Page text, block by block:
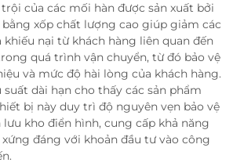
của các mối hàn được sản xuất bởi
xốp chất lượng cao giúp giảm các
khiếu nại từ khách hàng liên quan đến
quá trình vận chuyển, từ đó bảo vệ
và mức độ hài lòng của khách hàng.
dài hạn cho thấy các sản phẩm
bị này duy trì độ nguyên vẹn bảo vệ
kho điển hình, cung cấp khả năng
đáng với khoản đầu tư vào công